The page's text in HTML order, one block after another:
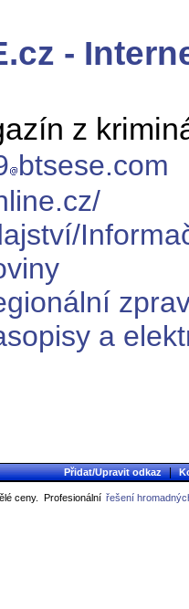
-
z
btsese.com
a
Přidat/Upravit odkaz |
ceny. Profesionální řešení